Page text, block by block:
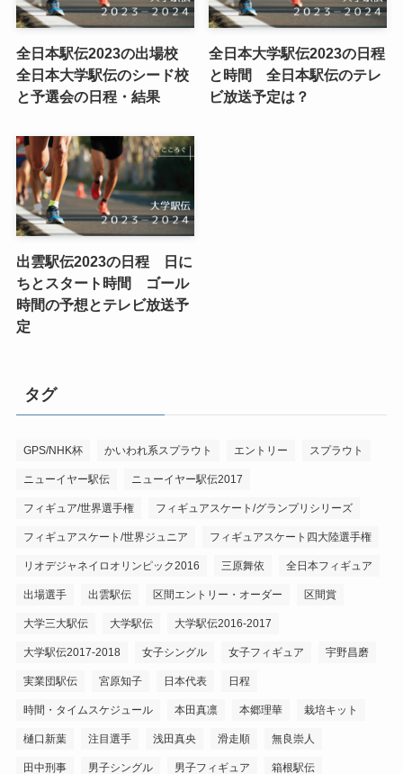
全日本駅伝2023の出場校
全日本大学駅伝のシード校
と予選会の日程・結果
全日本大学駅伝2023の日程
と時間 全日本駅伝のテレ
ビ放送予定は？
出雲駅伝2023の日程 日に
ちとスタート時間 ゴール
時間の予想とテレビ放送予
定
タグ
GPS/NHK杯 かいわれ系スプラウト エントリー スプラウト
ニューイヤー駅伝 ニューイヤー駅伝2017
フィギュア/世界選手権 フィギュアスケート/グランプリシリーズ
フィギュアスケート/世界ジュニア フィギュアスケート四大陸選手権
リオデジャネイロオリンピック2016 三原舞依 全日本フィギュア
出場選手 出雲駅伝 区間エントリー・オーダー 区間賞
大学三大駅伝 大学駅伝 大学駅伝2016-2017
大学駅伝2017-2018 女子シングル 女子フィギュア 宇野昌磨
実業団駅伝 宮原知子 日本代表 日程
時間・タイムスケジュール 本田真凛 本郷理華 栽培キット
樋口新葉 注目選手 浅田真央 滑走順 無良崇人
田中刑事 男子シングル 男子フィギュア 箱根駅伝